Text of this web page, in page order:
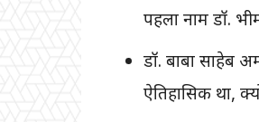
पहला नाम डॉ.
डॉ. बाबा साहेब
ऐतिहासिक था,